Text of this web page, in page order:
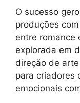
O sucesso
produções
entre romance
explorada em
direção de
para criadores
emocionais